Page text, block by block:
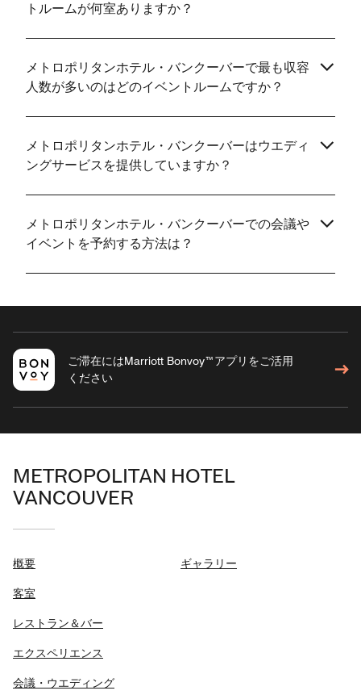
トルームが何室ありますか？
メトロポリタンホテル・バンクーバーで最も収容
人数が多いのはどのイベントルームですか？
メトロポリタンホテル・バンクーバーはウエディ
ングサービスを提供していますか？
メトロポリタンホテル・バンクーバーでの会議や
イベントを予約する方法は？
ご滞在にはMarriott Bonvoy™アプリをご活用
ください
METROPOLITAN HOTEL
VANCOUVER
概要
客室
レストラン＆バー
エクスペリエンス
会議・ウエディング
ギャラリー